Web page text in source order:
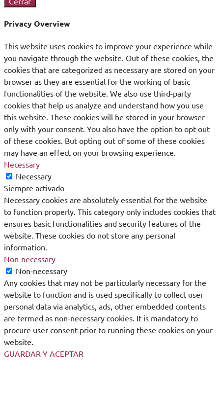
Privacy Overview
This website uses cookies to improve your experience while
you navigate through the website. Out of these cookies, the
cookies that are categorized as necessary are stored on your
browser as they are essential for the working of basic
functionalities of the website. We also use third-party
cookies that help us analyze and understand how you use
this website. These cookies will be stored in your browser
only with your consent. You also have the option to opt-out
of these cookies. But opting out of some of these cookies
may have an effect on your browsing experience.
Necessary
Necessary
Siempre activado
Necessary cookies are absolutely essential for the website
to function properly. This category only includes cookies that
ensures basic functionalities and security features of the
website. These cookies do not store any personal
information.
Non-necessary
Non-necessary
Any cookies that may not be particularly necessary for the
website to function and is used specifically to collect user
personal data via analytics, ads, other embedded contents
are termed as non-necessary cookies. It is mandatory to
procure user consent prior to running these cookies on your
website.
GUARDAR Y ACEPTAR